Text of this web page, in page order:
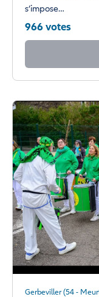
s’impose…
966 votes
Gerbeviller (54 -